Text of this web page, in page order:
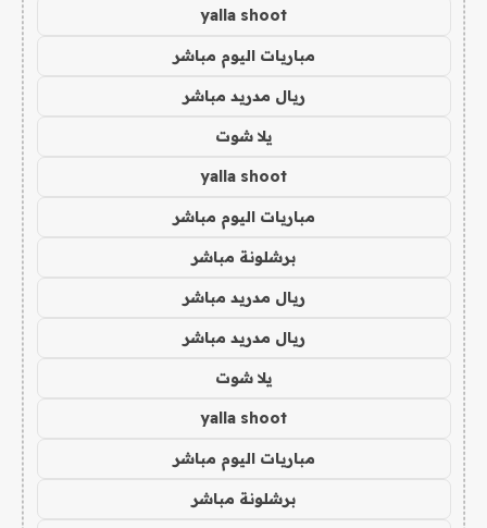
yalla shoot
مباريات اليوم مباشر
ريال مدريد مباشر
يلا شوت
yalla shoot
مباريات اليوم مباشر
برشلونة مباشر
ريال مدريد مباشر
ريال مدريد مباشر
يلا شوت
yalla shoot
مباريات اليوم مباشر
برشلونة مباشر